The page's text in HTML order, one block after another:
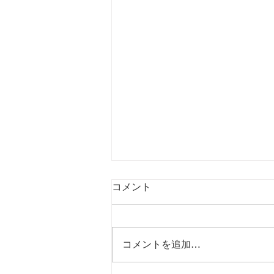
避難訓練を実施しました
コメント
コメントを追加…